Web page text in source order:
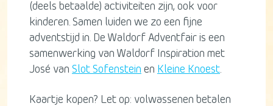
(deels betaalde) activiteiten zijn, ook voor
kinderen. Samen luiden we zo een fijne
adventstijd in. De Waldorf Adventfair is een
samenwerking van Waldorf Inspiration met
José van Slot Sofenstein en Kleine Knoest.
Kaartje kopen? Let op: volwassenen betalen